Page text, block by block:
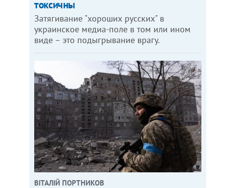
токсичны
Затягивание "хороших русских" в
украинское медиа-поле в том или ином
виде – это подыгрывание врагу.
ВІТАЛІЙ ПОРТНИКОВ